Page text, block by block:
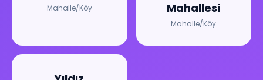
Mahalle/Köy
Mahallesi
Mahalle/Köy